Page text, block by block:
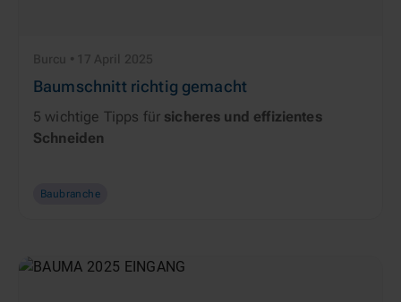
Burcu • 17 April 2025
Baumschnitt richtig gemacht
5 wichtige Tipps für sicheres und effizientes
Schneiden
Baubranche